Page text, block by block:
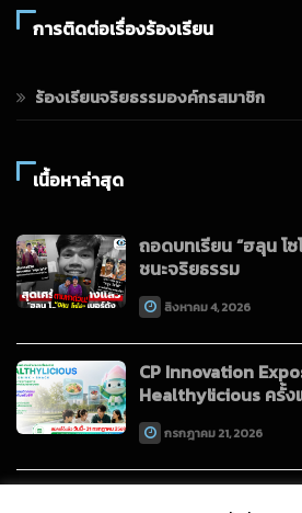
การติดต่อเรื่องร้องเรียน
ร้องเรียนจริยธรรมองค์กรสมาชิก
เนื้อหาล่าสุด
ถอดบทเรียน “ฮลุน โ
ชนะจริยธรรม
สิงหาคม 4, 2026
CP Innovation
Healthylicious ครั้ง
กรกฎาคม 21, 2026